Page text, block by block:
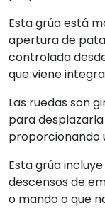
Esta grúa está
apertura de
controlada
que viene
Las ruedas son
para
proporcionando
Esta grúa
descensos de
o mando o que